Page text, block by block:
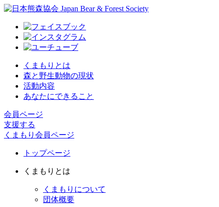
くまもりとは
森と野生動物の現状
活動内容
あなたにできること
会員ページ
支援する
くまもり会員ページ
トップページ
くまもりとは
くまもりについて
団体概要